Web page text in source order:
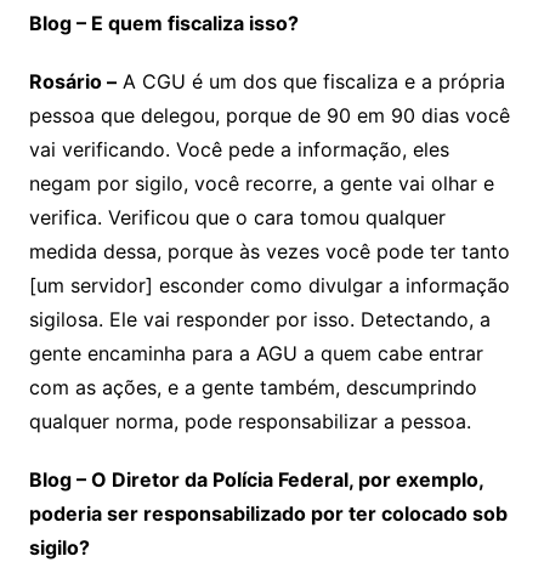
Blog – E quem fiscaliza isso?
Rosário –A CGU é um dos que fiscaliza e a própria
pessoa que delegou, porque de 90 em 90 dias você
vai verificando. Você pede a informação, eles
negam por sigilo, você recorre, a gente vai olhar e
verifica. Verificou que o cara tomou qualquer
medida dessa, porque às vezes você pode ter tanto
[um servidor] esconder como divulgar a informação
sigilosa. Ele vai responder por isso. Detectando, a
gente encaminha para a AGU a quem cabe entrar
com as ações, e a gente também, descumprindo
qualquer norma, pode responsabilizar a pessoa.
Blog – O Diretor da Polícia Federal, por exemplo,
poderia ser responsabilizado por ter colocado sob
sigilo?